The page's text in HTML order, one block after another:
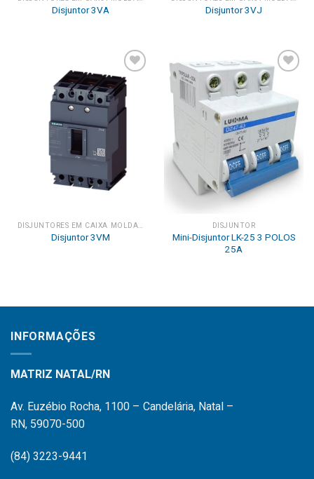
Disjuntor 3VA Disjuntor 3VJ
Add to
wishlist
DISJUNTORES EM CAIXA MOLDADA
Disjuntor 3VM
Add to
wishlist
DISJUNTOR
Mini-Disjuntor LK-25 3 POLOS
25A
INFORMAÇÕES
MATRIZ NATAL/RN
Av. Euzébio Rocha, 1100 – Candelária, Natal –
RN, 59070-500
(84) 3223-9441